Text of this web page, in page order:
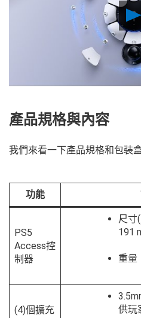
產品規格與內容
我們來看一下產品規格和包裝
功能
PS5
Access控
制器
尺寸
191
重量
(4)個擴充
供玩